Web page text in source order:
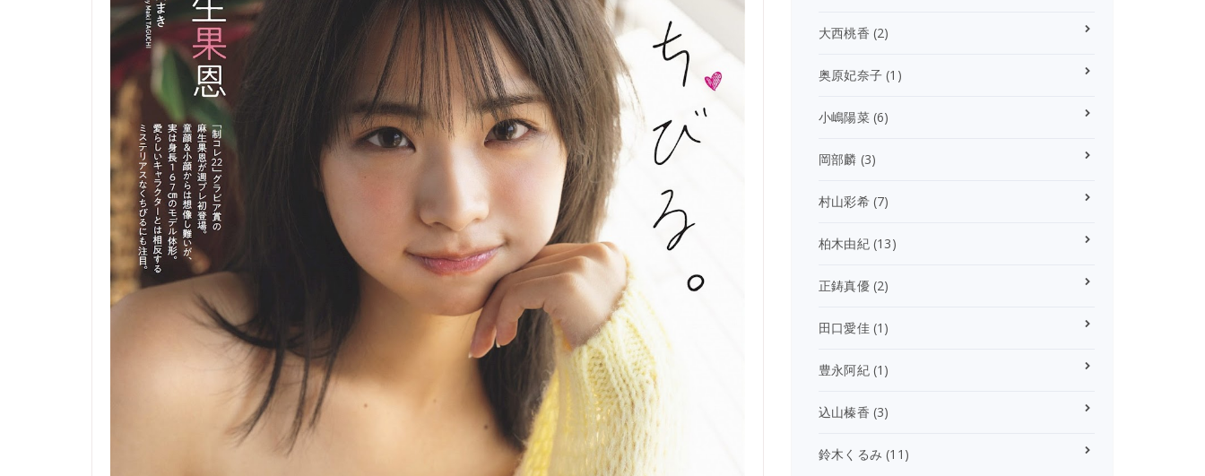
大西桃香 (2)
奥原妃奈子 (1)
小嶋陽菜(6)
岡部麟 (3)
村山彩希(7)
柏木由紀(13)
正鋳真優(2)
田口愛佳(1)
豊永阿紀(1)
込山榛香 (3)
鈴木くるみ (11)